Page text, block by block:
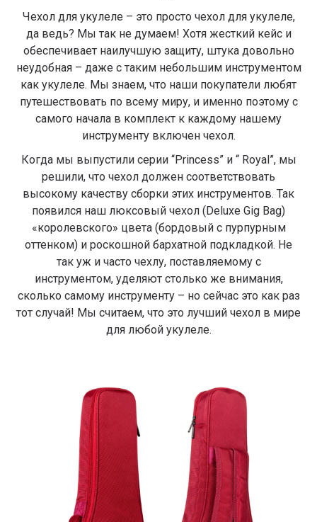
Чехол для укулеле – это просто чехол для укулеле,
да ведь? Мы так не думаем! Хотя жесткий кейс и
обеспечивает наилучшую защиту, штука довольно
неудобная – даже с таким небольшим инструментом
как укулеле. Мы знаем, что наши покупатели любят
путешествовать по всему миру, и именно поэтому с
самого начала в комплект к каждому нашему
инструменту включен чехол.
Когда мы выпустили серии “Princess” и “ Royal”, мы
решили, что чехол должен соответствовать
высокому качеству сборки этих инструментов. Так
появился наш люксовый чехол (Deluxe Gig Bag)
«королевского» цвета (бордовый с пурпурным
оттенком) и роскошной бархатной подкладкой. Не
так уж и часто чехлу, поставляемому с
инструментом, уделяют столько же внимания,
сколько самому инструменту – но сейчас это как раз
тот случай! Мы считаем, что это лучший чехол в мире
для любой укулеле.